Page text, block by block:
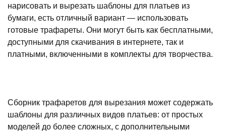
нарисовать и вырезать шаблоны для платьев из
бумаги, есть отличный вариант — использовать
готовые трафареты. Они могут быть как бесплатными,
доступными для скачивания в интернете, так и
платными, включенными в комплекты для творчества.
Сборник трафаретов для вырезания может содержать
шаблоны для различных видов платьев: от простых
моделей до более сложных, с дополнительными